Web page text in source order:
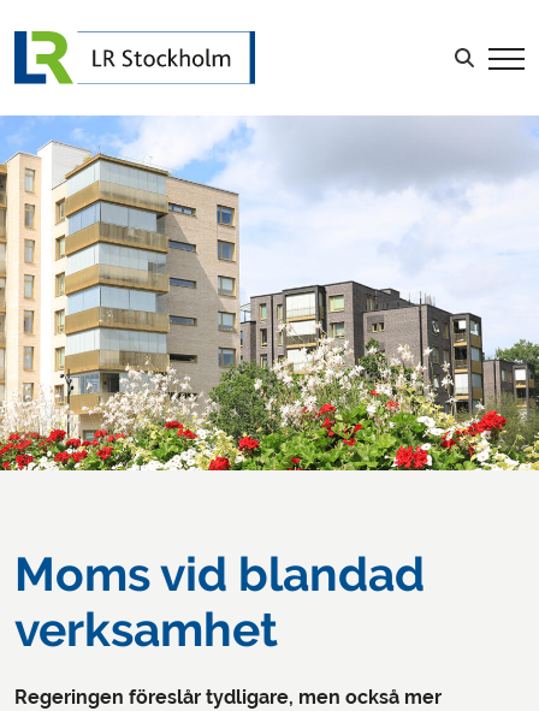
LOGGA IN
Sök efter:
Moms vid blandad
verksamhet
Regeringen föreslår tydligare, men också mer